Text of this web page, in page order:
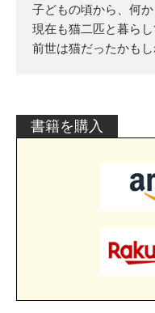
子どもの頃から、何か
現在も猫二匹と暮らし
前世は猫だったかも
書籍を購入